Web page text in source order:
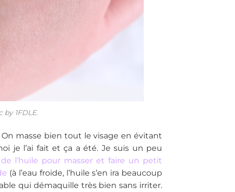
1FDLE.
masse bien tout le visage en évitant
je l’ai fait et ça a été. Je suis un peu
l’huile pour masser et faire un petit
(à l’eau froide, l’huile s’en ira beaucoup
qui démaquille très bien sans irriter.